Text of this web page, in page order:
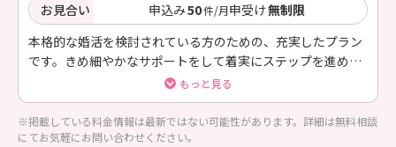
お見合い 申込み50件/月申受け無制限
本格的な婚活を検討されている方のための、充実したプラン
です。きめ細やかなサポートをして着実にステップを進めて
もっと見る
※掲載している料金情報は最新ではない可能性があります。詳細は無料相談
にてお気軽にお問い合わせください。